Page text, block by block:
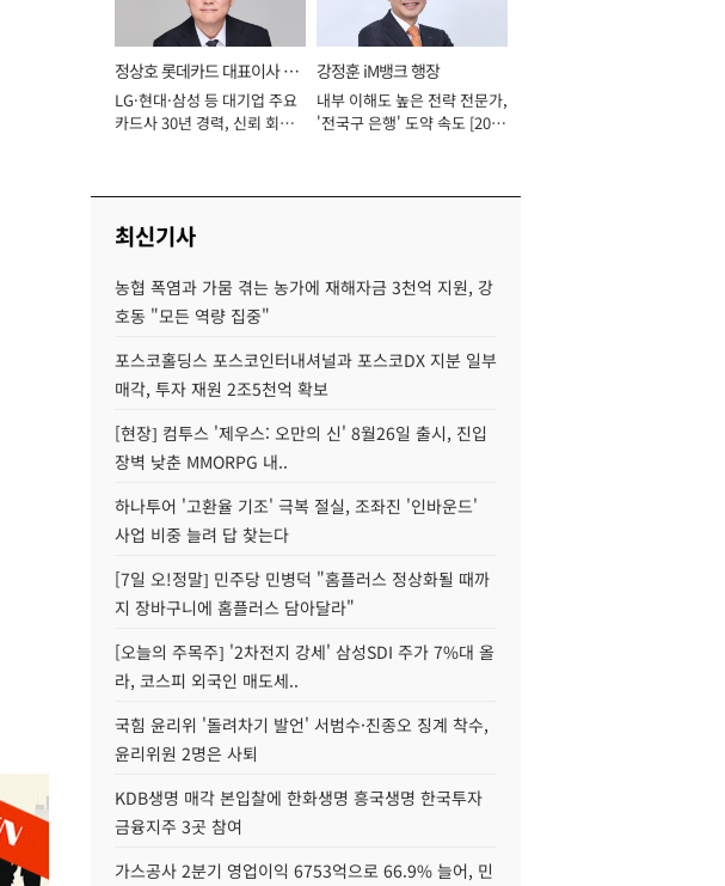
정상호 롯데카드 대표이사 사
장
LG·현대·삼성 등 대기업 주요
카드사 30년 경력, 신뢰 회복
강정훈 iM뱅크 행장
내부 이해도 높은 전략 전문가,
'전국구 은행' 도약 속도 [2026
최신기사
농협 폭염과 가뭄 겪는 농가에 재해자금 3천억 지원, 강
호동 "모든 역량 집중"
포스코홀딩스 포스코인터내셔널과 포스코DX 지분 일부
매각, 투자 재원 2조5천억 확보
[현장] 컴투스 '제우스: 오만의 신' 8월26일 출시, 진입
장벽 낮춘 MMORPG 내..
하나투어 '고환율 기조' 극복 절실, 조좌진 '인바운드'
사업 비중 늘려 답 찾는다
[7일 오!정말] 민주당 민병덕 "홈플러스 정상화될 때까
지 장바구니에 홈플러스 담아달라"
[오늘의 주목주] '2차전지 강세' 삼성SDI 주가 7%대 올
라, 코스피 외국인 매도세..
국힘 윤리위 '돌려차기 발언' 서범수·진종오 징계 착수,
윤리위원 2명은 사퇴
KDB생명 매각 본입찰에 한화생명 흥국생명 한국투자
금융지주 3곳 참여
가스공사 2분기 영업이익 6753억으로 66.9% 늘어, 민